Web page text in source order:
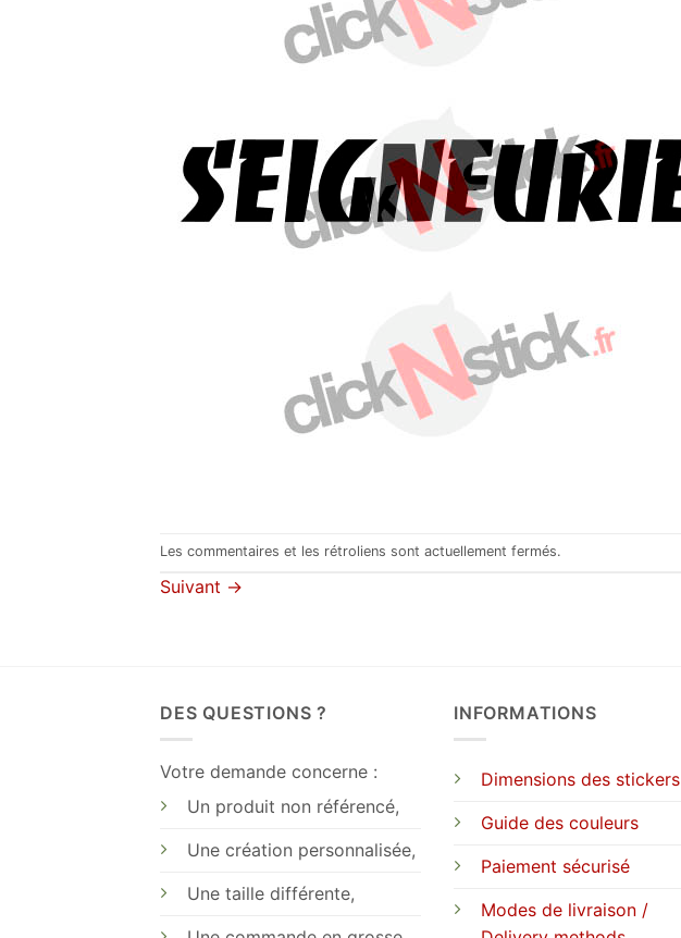
Les commentaires et les rétroliens sont actuellement fermés.
Suivant →
DES QUESTIONS ?
Votre demande concerne :
Un produit non référencé,
Une création personnalisée,
Une taille différente,
INFORMATIONS
Dimensions des stickers
Guide des couleurs
Paiement sécurisé
Modes de livraison /